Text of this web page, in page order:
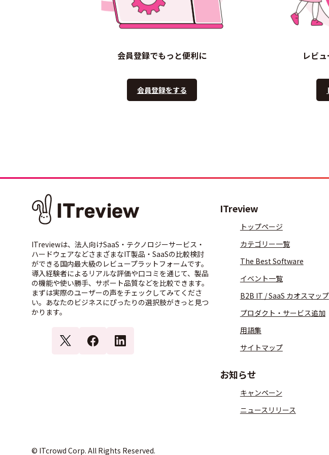
会員登録でもっと便利に
会員登録をする
レビ
ITreviewは、法人向けSaaS・テクノロジーサービス・
ハードウェアなどさまざまなIT製品・SaaSの比較検討
ができる国内最大級のレビュープラットフォームです。
導入経験者によるリアルな評価や口コミを通じて、製品
の機能や使い勝手、サポート品質などを比較できます。
まずは実際のユーザーの声をチェックしてみてくださ
い。あなたのビジネスにぴったりの選択肢がきっと見つ
かります。
ITreview
トップページ
カテゴリー一覧
The Best Software
イベント一覧
B2B IT / SaaS カオスマップ
プロダクト・サービス追加
用語集
サイトマップ
お知らせ
キャンペーン
ニュースリリース
© ITcrowd Corp. All Rights Reserved.